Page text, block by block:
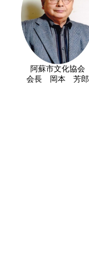
阿蘇市文化協会
会長 岡本 芳郎